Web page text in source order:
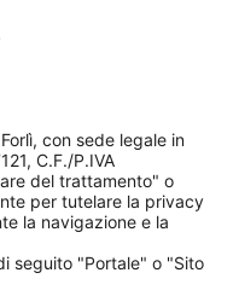
con sede legale in
C.F./P.IVA
del trattamento" o
per tutelare la privacy
la navigazione e la
seguito "Portale" o "Sito